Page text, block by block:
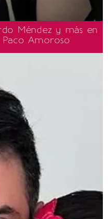
Méndez y más en
Amoroso